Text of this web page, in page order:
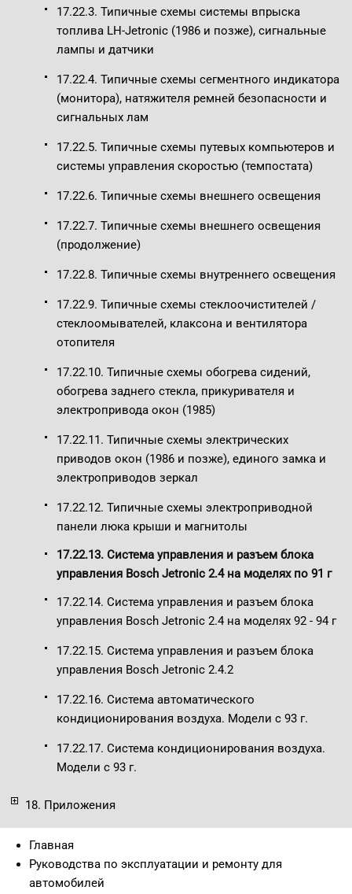
17.22.3. Типичные схемы системы впрыска
топлива LH-Jetronic (1986 и позже), сигнальные
лампы и датчики
17.22.4. Типичные схемы сегментного индикатора
(монитора), натяжителя ремней безопасности и
сигнальных лам
17.22.5. Типичные схемы путевых компьютеров и
системы управления скоростью (темпостата)
17.22.6. Типичные схемы внешнего освещения
17.22.7. Типичные схемы внешнего освещения
(продолжение)
17.22.8. Типичные схемы внутреннего освещения
17.22.9. Типичные схемы стеклоочистителей /
стеклоомывателей, клаксона и вентилятора
отопителя
17.22.10. Типичные схемы обогрева сидений,
обогрева заднего стекла, прикуривателя и
электропривода окон (1985)
17.22.11. Типичные схемы электрических
приводов окон (1986 и позже), единого замка и
электроприводов зеркал
17.22.12. Типичные схемы электроприводной
панели люка крыши и магнитолы
17.22.13. Система управления и разъем блока
управления Bosch Jetronic 2.4 на моделях по 91 г
17.22.14. Система управления и разъем блока
управления Bosch Jetronic 2.4 на моделях 92 - 94 г
17.22.15. Система управления и разъем блока
управления Bosch Jetronic 2.4.2
17.22.16. Система автоматического
кондиционирования воздуха. Модели с 93 г.
17.22.17. Система кондиционирования воздуха.
Модели с 93 г.
18. Приложения
Главная
Руководства по эксплуатации и ремонту для
автомобилей